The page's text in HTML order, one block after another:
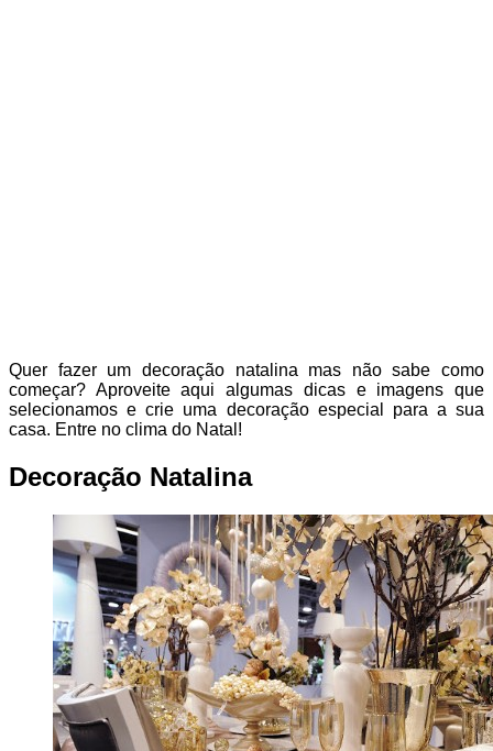
Quer fazer um decoração natalina mas não sabe como
começar? Aproveite aqui algumas dicas e imagens que
selecionamos e crie uma decoração especial para a sua
casa. Entre no clima do Natal!
Decoração Natalina